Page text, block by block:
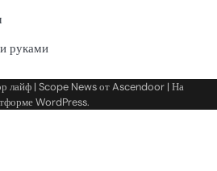
руками
лайф | Scope News отAscendoor | На
WordPress.